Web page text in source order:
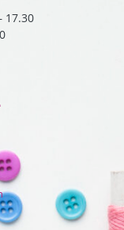
17.30